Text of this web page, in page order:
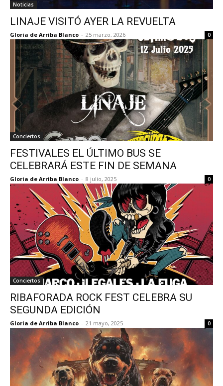
Noticias
LINAJE VISITÓ AYER LA REVUELTA
Gloria de Arriba Blanco - 25 marzo, 2026 0
Conciertos
FESTIVALES EL ÚLTIMO BUS SE
CELEBRARÁ ESTE FIN DE SEMANA
Gloria de Arriba Blanco - 8 julio, 2025 0
Conciertos
RIBAFORADA ROCK FEST CELEBRA SU
SEGUNDA EDICIÓN
Gloria de Arriba Blanco - 21 mayo, 2025 0